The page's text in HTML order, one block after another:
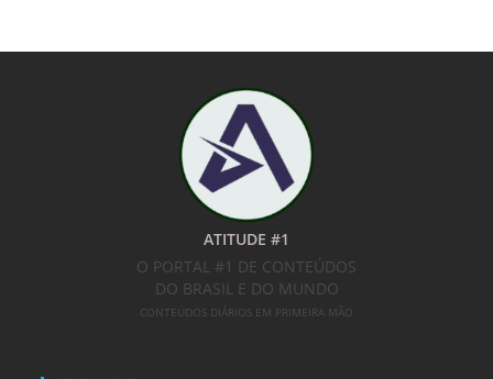
ATITUDE #1
O PORTAL #1 DE CONTEÚDOS
DO BRASIL E DO MUNDO
CONTEÚDOS DIÁRIOS EM PRIMEIRA MÃO